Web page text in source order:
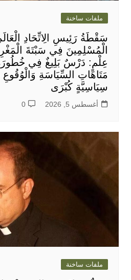
ملفات ساخنة
سَقْطَةُ رَئِيسِ الِاتِّحَادِ
الْمُسْلِمِينَ فِي سَبْتَةَ
عِلْمٍ: دَرْسٌ بَلِيغٌ فِي
مَتَاهَاتِ السِّيَاسَةِ
سِيَاسِيَّةٍ كُبْرَى
أغسطس 5, 2026 0
ملفات ساخنة